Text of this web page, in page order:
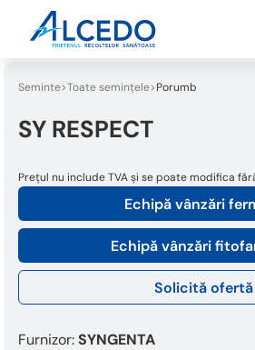
Seminte Toate semințele Porumb
SY RESPECT
Echipă vânzări
Echipă vânzări
Solicită ofertă
Prețul nu include TVA și se poate modifica
Furnizor:SYNGENTA